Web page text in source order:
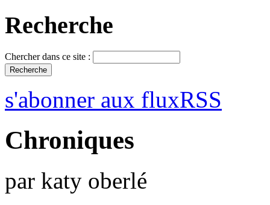
Recherche
Chercher dans ce site :
s'abonner aux fluxRSS
Chroniques
par katy oberlé